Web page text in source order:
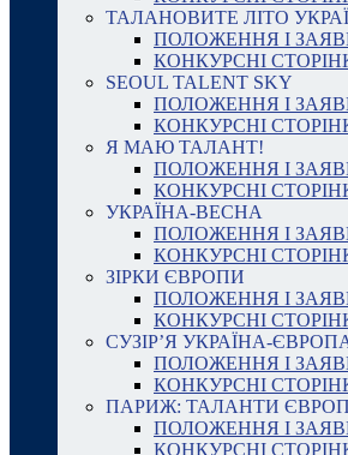
ТАЛАНОВИТЕ ЛІТО
ПОЛОЖЕННЯ І
КОНКУРСНІ
SEOUL TALENT SKY
ПОЛОЖЕННЯ І
КОНКУРСНІ
Я МАЮ ТАЛАНТ!
ПОЛОЖЕННЯ І
КОНКУРСНІ
УКРАЇНА-ВЕСНА
ПОЛОЖЕННЯ І
КОНКУРСНІ
ЗІРКИ ЄВРОПИ
ПОЛОЖЕННЯ І
КОНКУРСНІ
СУЗІР’Я УКРАЇНА-
ПОЛОЖЕННЯ І
КОНКУРСНІ
ПАРИЖ: ТАЛАНТИ
ПОЛОЖЕННЯ І
КОНКУРСНІ